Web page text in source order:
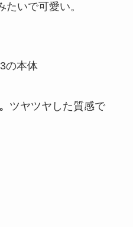
いで可愛い。
ツヤツヤした質感で